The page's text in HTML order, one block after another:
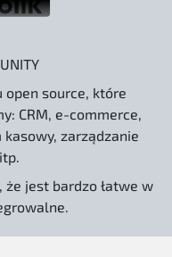
source, które
CRM, e-commerce,
zarządzanie
jest bardzo łatwe w